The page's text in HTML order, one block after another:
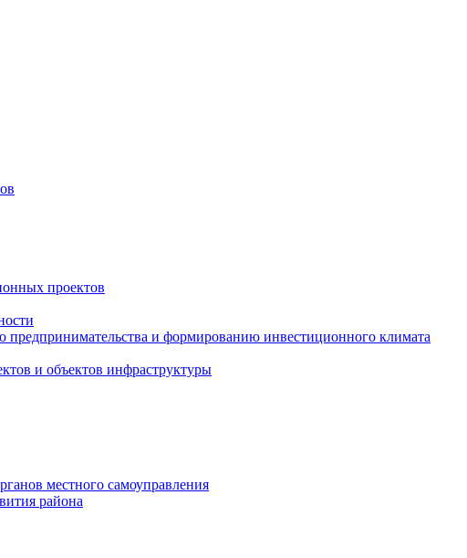
проектов
и формированию инвестиционного климата
и объектов инфраструктуры
местного самоуправления
района